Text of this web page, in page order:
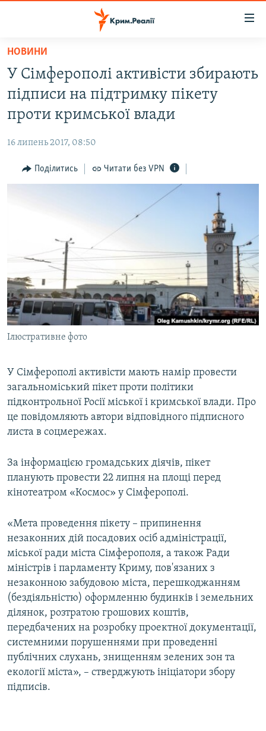
Перейти
основного
матеріалу
до
основної
Перейти
до
НОВИНИ
ВОДА.КРИМ
БЛОГИ
ПОГЛЯД
СПЕЦПРОЕКТИ
ДЕПОРТАЦІЯ
ВІДЕОУРОКИ «ELIFBE»
СВІДЧЕННЯ ОКУПАЦІЇ
УКРАЇНСЬКА ПРОБЛЕМА КРИМУ
ІНФОГРАФІКА
ЯК ОБІЙТИ БЛОКУВАННЯ
Русский
Qırımtatar
ДОЛУЧАЙСЯ!
Усі сайти RFE/RL
НОВИНИ
У Сімферополі активісти збирають
підписи на підтримку пікету
проти кримської влади
16 липень 2017, 08:50
Поділитись Читати без VPN
Ілюстративне фото
У Сімферополі активісти мають намір провести
загальноміський пікет проти політики
підконтрольної Росії міської і кримської влади. Про
це повідомляють автори відповідного підписного
листа в соцмережах.
За інформацією громадських діячів, пікет
планують провести 22 липня на площі перед
кінотеатром «Космос» у Сімферополі.
«Мета проведення пікету – припинення
незаконних дій посадових осіб адміністрації,
міської ради міста Сімферополя, а також Ради
міністрів і парламенту Криму, пов'язаних з
незаконною забудовою міста, перешкоджанням
(бездіяльністю) оформленню будинків і земельних
ділянок, розтратою грошових коштів,
передбачених на розробку проектної документації,
системними порушеннями при проведенні
публічних слухань, знищенням зелених зон та
екології міста», – стверджують ініціатори збору
підписів.